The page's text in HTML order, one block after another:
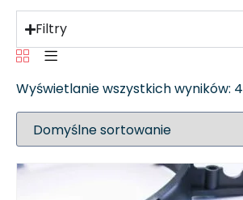
Filtry
Wyświetlanie wszystkich wyników: 4